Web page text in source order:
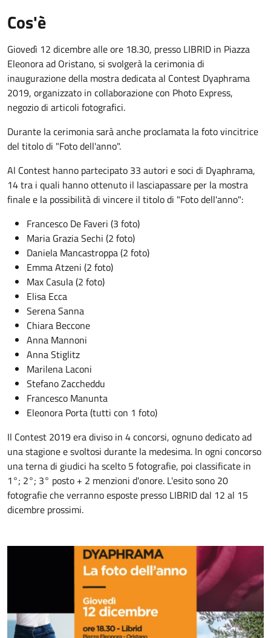
Cos'è
Giovedì 12 dicembre alle ore 18.30, presso LIBRID in Piazza
Eleonora ad Oristano, si svolgerà la cerimonia di
inaugurazione della mostra dedicata al Contest Dyaphrama
2019, organizzato in collaborazione con Photo Express,
negozio di articoli fotografici.
Durante la cerimonia sarà anche proclamata la foto vincitrice
del titolo di "Foto dell'anno".
Al Contest hanno partecipato 33 autori e soci di Dyaphrama,
14 tra i quali hanno ottenuto il lasciapassare per la mostra
finale e la possibilità di vincere il titolo di "Foto dell'anno":
Francesco De Faveri (3 foto)
Maria Grazia Sechi (2 foto)
Daniela Mancastroppa (2 foto)
Emma Atzeni (2 foto)
Max Casula (2 foto)
Elisa Ecca
Serena Sanna
Chiara Beccone
Anna Mannoni
Anna Stiglitz
Marilena Laconi
Stefano Zaccheddu
Francesco Manunta
Eleonora Porta (tutti con 1 foto)
Il Contest 2019 era diviso in 4 concorsi, ognuno dedicato ad
una stagione e svoltosi durante la medesima. In ogni concorso
una terna di giudici ha scelto 5 fotografie, poi classificate in
1°; 2°; 3° posto + 2 menzioni d'onore. L'esito sono 20
fotografie che verranno esposte presso LIBRID dal 12 al 15
dicembre prossimi.